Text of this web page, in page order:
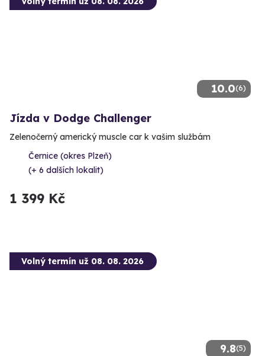
10.0(6)
Jízda v Dodge Challenger
Zelenočerný americký muscle car k vašim službám
Černice (okres Plzeň)
(+ 6 dalších lokalit)
1 399 Kč
9.8(5)
Volný termín už 08. 08. 2026